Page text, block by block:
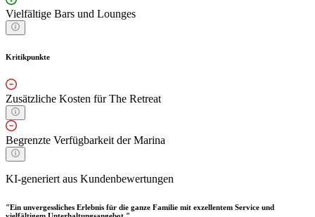
Vielfältige Bars und Lounges
Kritikpunkte
Zusätzliche Kosten für The Retreat
Begrenzte Verfügbarkeit der Marina
KI-generiert aus Kundenbewertungen
"Ein unvergessliches Erlebnis für die ganze Familie mit exzellentem Service und